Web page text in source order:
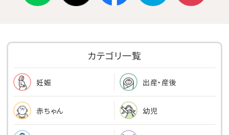
カテゴリ一覧
妊娠 出産・産後
赤ちゃん 幼児